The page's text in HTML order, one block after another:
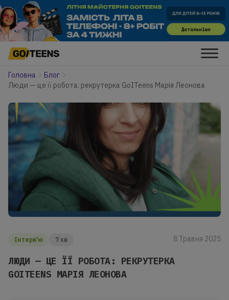
Головна
Блог
Люди — це її робота: рекрутерка GoITeens Марія Леонова
Інтерв'ю 7 хв 8 Травня 2025
ЛЮДИ — ЦЕ ЇЇ РОБОТА: РЕКРУТЕРКА
GOITEENS МАРІЯ ЛЕОНОВА